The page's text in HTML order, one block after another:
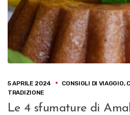
5 APRILE 2024 CONSIGLI DI VIAGGIO,
TRADIZIONE
Le 4 sfumature di